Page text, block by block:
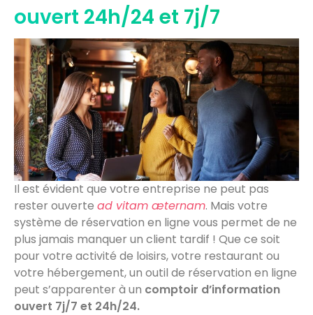
ouvert 24h/24 et 7j/7
Il est évident que votre entreprise ne peut pas
rester ouverte ad vitam æternam. Mais votre
système de réservation en ligne vous permet de ne
plus jamais manquer un client tardif ! Que ce soit
pour votre activité de loisirs, votre restaurant ou
votre hébergement, un outil de réservation en ligne
peut s’apparenter à un comptoir d’information
ouvert 7j/7 et 24h/24.